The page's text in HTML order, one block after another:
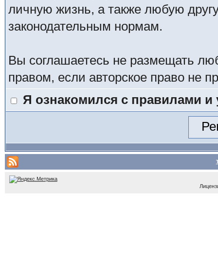
личную жизнь, а также любую
законодательным нормам.
Вы соглашаетесь не размещать
правом, если авторское право не
Я ознакомился с правилами